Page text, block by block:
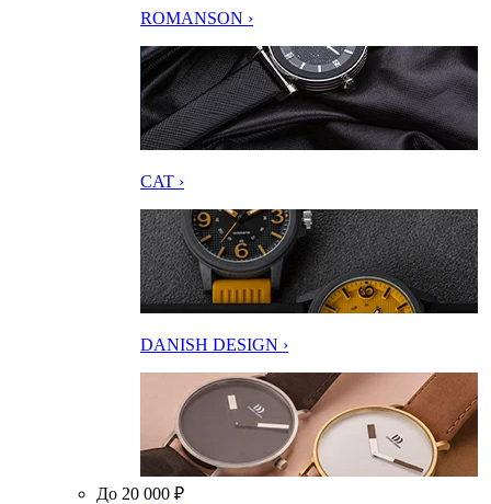
ROMANSON ›
CAT ›
DANISH DESIGN ›
До 20 000 ₽